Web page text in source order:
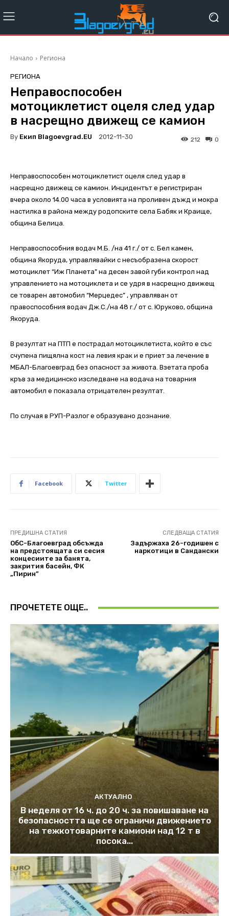
Начало Региона
РЕГИОНА
Неправоспособен
мотоциклетист оцеля след удар
в насрещно движещ се камион
By Екип Blagoevgrad.EU 2012-11-30 0
212
Неправоспособен мотоциклетист оцеля след удар в
насрещно движещ се камион. Инцидентът е регистриран
вчера около 14.00 часа в условията на проливен дъжд и мокра
настилка в района между родопските села Бабяк и Краище,
община Белица.
Неправоспособния водач М.Б. /на 41 г./ от с. Бел камен,
община Якоруда, управлявайки с несъобразена скорост
мотоциклет “Иж Планета” на десен завой губи контрол над
управлението на мотоциклета и се удря в насрещно движещ
се товарен автомобил “Мерцедес” , управляван от
правоспособния водач Дж.С./на 48 г./ от с. Юруково, община
Якоруда.
В резултат на ПТП е пострадал мотоциклетиста, който е със
счупена пищялна кост на левия крак и е приет за лечение в
МБАЛ-Благоевград без опасност за живота. Взетата проба
кръв за медицинско изследване на водача на товарния
автомобил е показала отрицателен резултат.
По случая в РУП-Разлог е образувано дознание.
Facebook Twitter
ПРЕДИШНА СТАТИЯ
ОбС-Благоевград обсъжда
на предстоящата си сесия
концесиите за банята,
закрития басейн, ФК
„Пирин”
СЛЕДВАЩА СТАТИЯ
Задържаха 26-годишен с
наркотици в Сандански
ПРОЧЕТЕТЕ ОЩЕ..
АКТУАЛНО
В неделя от 16 ч. до 20 ч. за повишаване на
безопасността ще се ограничи движението
на тежкотоварните камиони над 12 т в
посока...